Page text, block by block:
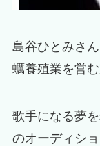
島谷ひとみさ
蠣養殖業を営む
歌手になる夢
のオーディシ